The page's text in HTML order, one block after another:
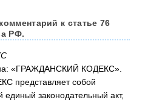
к статье 76
РФ.
«ГРАЖДАНСКИЙ КОДЕКС».
представляет собой
единый законодательный акт,